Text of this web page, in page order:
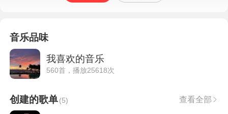
音乐品味
我喜欢的音乐
560首，播放25618次
创建的歌单(5) 查看全部